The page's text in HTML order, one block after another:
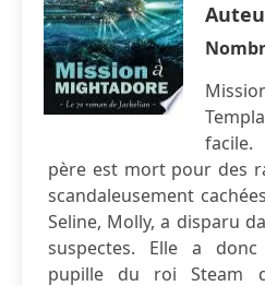
père est mort pour des
scandaleusement
Seline, Molly, a disparu
suspectes. Elle a
pupille du roi Steam